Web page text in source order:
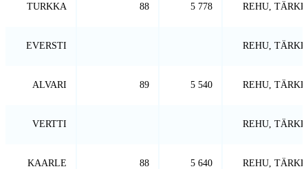
TURKKA 88 5 778 REHU,
EVERSTI REHU,
ALVARI 89 5 540 REHU,
VERTTI REHU,
KAARLE 88 5 640 REHU,